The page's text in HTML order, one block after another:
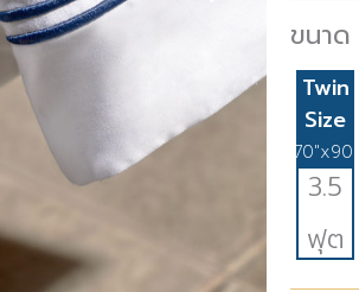
ขนาด
Twin
Size
70"x90"
3.5
ฟุต